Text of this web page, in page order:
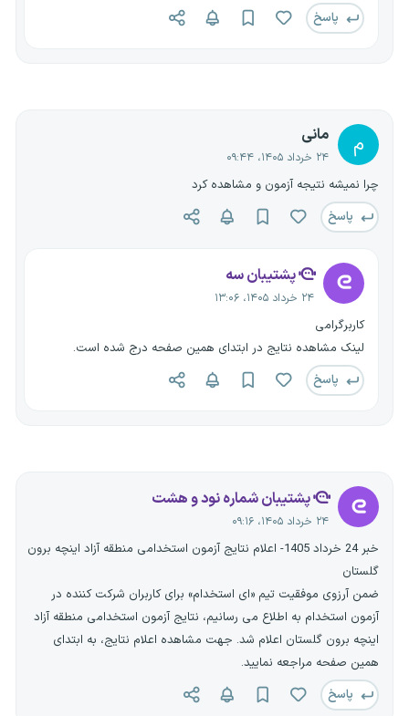
پاسخ
م مانی
۲۴ خرداد ۱۴۰۵، ۰۹:۴۴
چرا نمیشه نتیجه آزمون و مشاهده کرد
پاسخ
پشتیبان سه
۲۴ خرداد ۱۴۰۵، ۱۳:۰۶
کاربرگرامی
لینک مشاهده نتایج در ابتدای همین صفحه درج شده است.
پاسخ
پشتیبان شماره نود و هشت
۲۴ خرداد ۱۴۰۵، ۰۹:۱۶
خبر 24 خرداد 1405- اعلام نتایج آزمون استخدامی منطقه آزاد اینچه برون
گلستان
ضمن آرزوی موفقیت تیم «ای استخدام» برای کاربران شرکت کننده در
آزمون استخدام به اطلاع می رسانیم، نتایج آزمون استخدامی منطقه آزاد
اینچه برون گلستان اعلام شد. جهت مشاهده اعلام نتایج، به ابتدای
همین صفحه مراجعه نمایید.
پاسخ